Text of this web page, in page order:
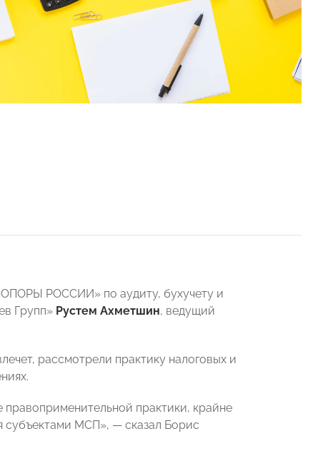
РОССИИ» по аудиту, бухучету и
Групп» Рустем Ахметшин, ведущий
рассмотрели практику налоговых и
практики, крайне
субъектами МСП», — сказал Борис